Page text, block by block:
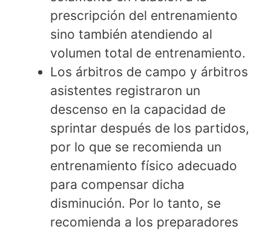
prescripción del entrenamiento
sino también atendiendo al
volumen total de entrenamiento.
Los árbitros de campo y árbitros
asistentes registraron un
descenso en la capacidad de
sprintar después de los partidos,
por lo que se recomienda un
entrenamiento físico adecuado
para compensar dicha
disminución. Por lo tanto, se
recomienda a los preparadores